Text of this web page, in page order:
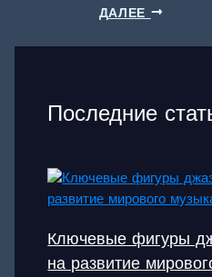
ДАЛЕЕ
Последние
Ключевые фигуры
на развитие